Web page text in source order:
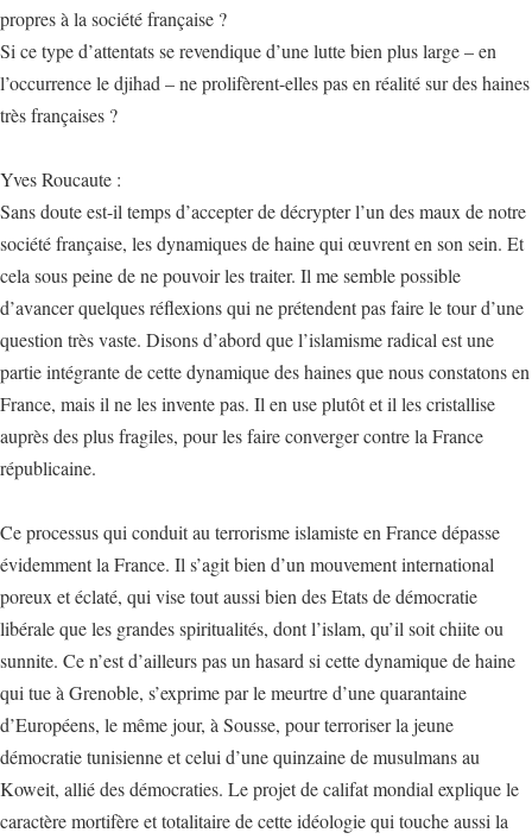
propres à la société française ?
Si ce type d’attentats se revendique d’une lutte bien plus large – en
l’occurrence le djihad – ne prolifèrent-elles pas en réalité sur des haines
très françaises ?
Yves Roucaute :
Sans doute est-il temps d’accepter de décrypter l’un des maux de notre
société française, les dynamiques de haine qui œuvrent en son sein. Et
cela sous peine de ne pouvoir les traiter. Il me semble possible
d’avancer quelques réflexions qui ne prétendent pas faire le tour d’une
question très vaste. Disons d’abord que l’islamisme radical est une
partie intégrante de cette dynamique des haines que nous constatons en
France, mais il ne les invente pas. Il en use plutôt et il les cristallise
auprès des plus fragiles, pour les faire converger contre la France
républicaine.
Ce processus qui conduit au terrorisme islamiste en France dépasse
évidemment la France. Il s’agit bien d’un mouvement international
poreux et éclaté, qui vise tout aussi bien des Etats de démocratie
libérale que les grandes spiritualités, dont l’islam, qu’il soit chiite ou
sunnite. Ce n’est d’ailleurs pas un hasard si cette dynamique de haine
qui tue à Grenoble, s’exprime par le meurtre d’une quarantaine
d’Européens, le même jour, à Sousse, pour terroriser la jeune
démocratie tunisienne et celui d’une quinzaine de musulmans au
Koweit, allié des démocraties. Le projet de califat mondial explique le
caractère mortifère et totalitaire de cette idéologie qui touche aussi la